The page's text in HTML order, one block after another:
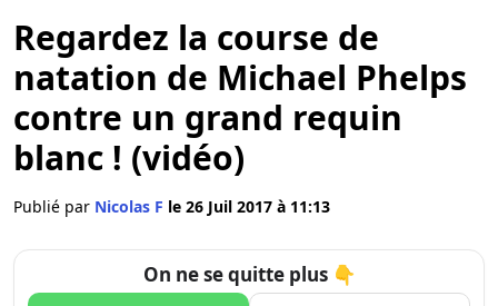
Regardez la course de
natation de Michael Phelps
contre un grand requin
blanc ! (vidéo)
Publié par Nicolas F le 26 Juil 2017 à 11:13
On ne se quitte plus 👇